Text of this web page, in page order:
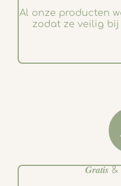
Al onze producten
zodat ze veilig
𝑮𝒓𝒂𝒕𝒊𝒔 &